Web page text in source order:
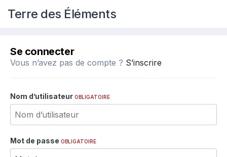
Terre des Éléments
Se connecter
Vous n’avez pas de compte ? S’inscrire
Nom d’utilisateur OBLIGATOIRE
Mot de passe OBLIGATOIRE